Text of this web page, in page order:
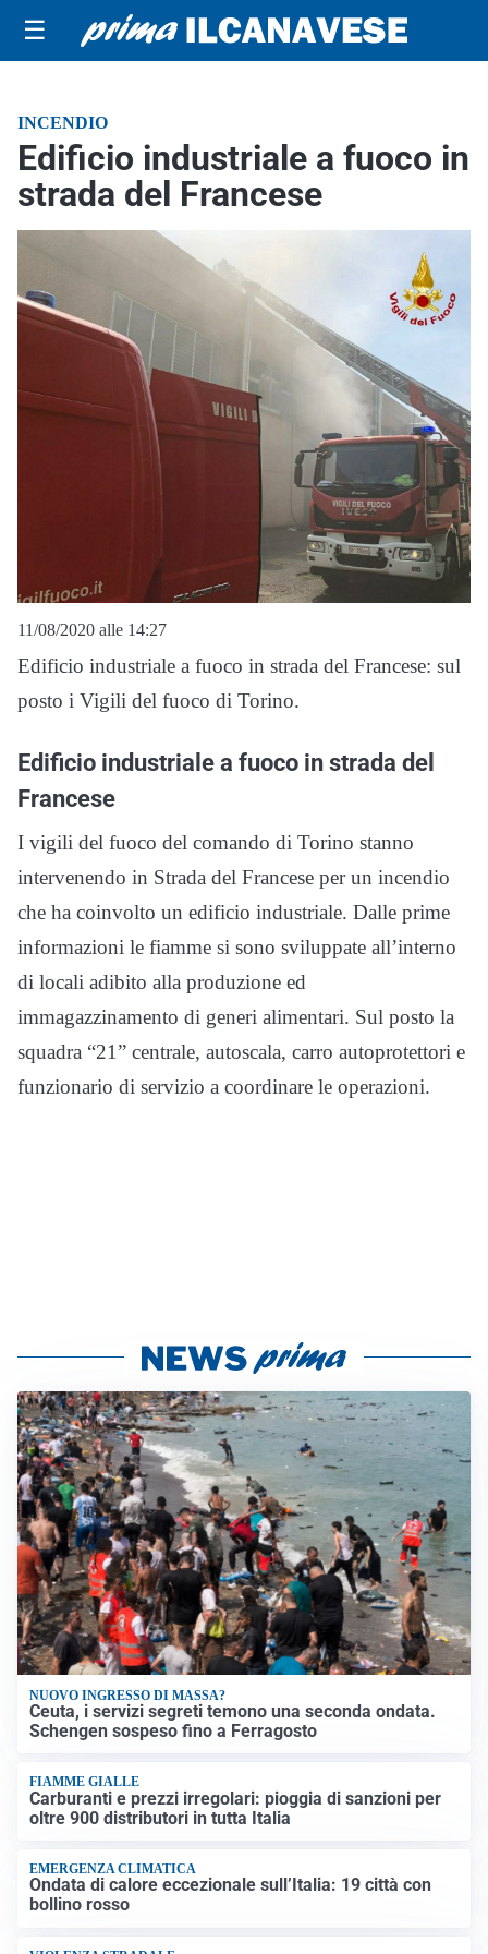
☰
INCENDIO
Edificio industriale a fuoco in
strada del Francese
11/08/2020 alle 14:27
Edificio industriale a fuoco in strada del Francese: sul
posto i Vigili del fuoco di Torino.
Edificio industriale a fuoco in strada del
Francese
I vigili del fuoco del comando di Torino stanno
intervenendo in Strada del Francese per un incendio
che ha coinvolto un edificio industriale. Dalle prime
informazioni le fiamme si sono sviluppate all’interno
di locali adibito alla produzione ed
immagazzinamento di generi alimentari. Sul posto la
squadra “21” centrale, autoscala, carro autoprotettori e
funzionario di servizio a coordinare le operazioni.
NUOVO INGRESSO DI MASSA?
Ceuta, i servizi segreti temono una seconda ondata.
Schengen sospeso fino a Ferragosto
FIAMME GIALLE
Carburanti e prezzi irregolari: pioggia di sanzioni per
oltre 900 distributori in tutta Italia
EMERGENZA CLIMATICA
Ondata di calore eccezionale sull’Italia: 19 città con
bollino rosso